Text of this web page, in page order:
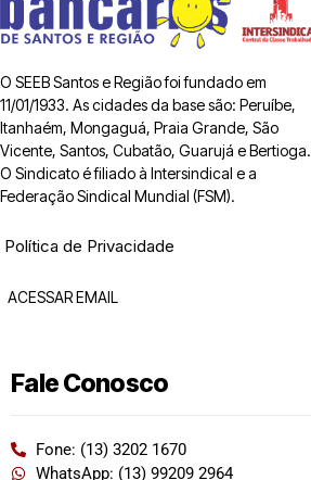
O SEEB Santos e Região foi fundado em
11/01/1933. As cidades da base são: Peruíbe,
Itanhaém, Mongaguá, Praia Grande, São
Vicente, Santos, Cubatão, Guarujá e Bertioga.
O Sindicato é filiado à Intersindical e a
Federação Sindical Mundial (FSM).
Política de Privacidade
ACESSAR EMAIL
Fale Conosco
Fone: (13) 3202 1670
WhatsApp: (13) 99209 2964